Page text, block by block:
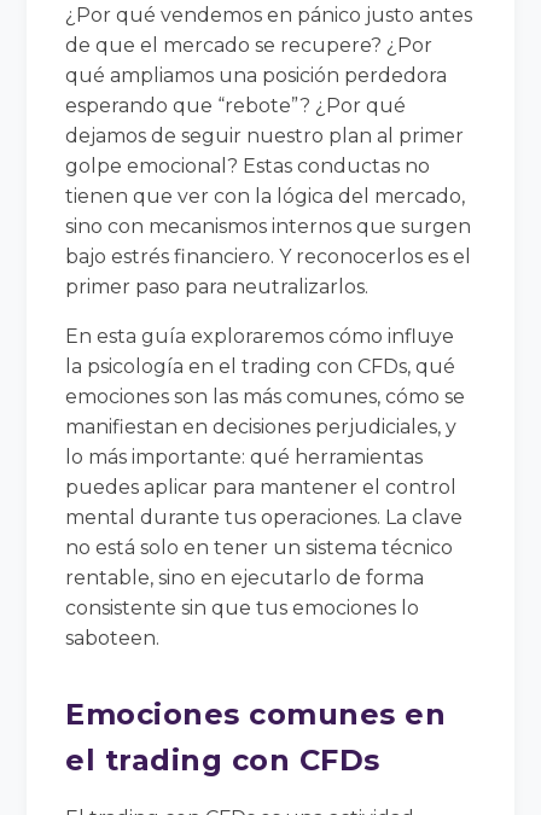
¿Por qué vendemos en pánico justo antes
de que el mercado se recupere? ¿Por
qué ampliamos una posición perdedora
esperando que “rebote”? ¿Por qué
dejamos de seguir nuestro plan al primer
golpe emocional? Estas conductas no
tienen que ver con la lógica del mercado,
sino con mecanismos internos que surgen
bajo estrés financiero. Y reconocerlos es el
primer paso para neutralizarlos.
En esta guía exploraremos cómo influye
la psicología en el trading con CFDs, qué
emociones son las más comunes, cómo se
manifiestan en decisiones perjudiciales, y
lo más importante: qué herramientas
puedes aplicar para mantener el control
mental durante tus operaciones. La clave
no está solo en tener un sistema técnico
rentable, sino en ejecutarlo de forma
consistente sin que tus emociones lo
saboteen.
Emociones comunes en
el trading con CFDs